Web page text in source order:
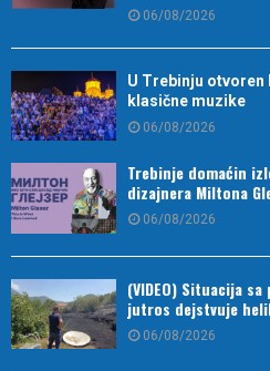
06/08/2026
U Trebinju otvoren
klasične muzike
06/08/2026
Trebinje domaćin
dizajnera Miltona
06/08/2026
(VIDEO) Situacija
jutros dejstvuje
06/08/2026